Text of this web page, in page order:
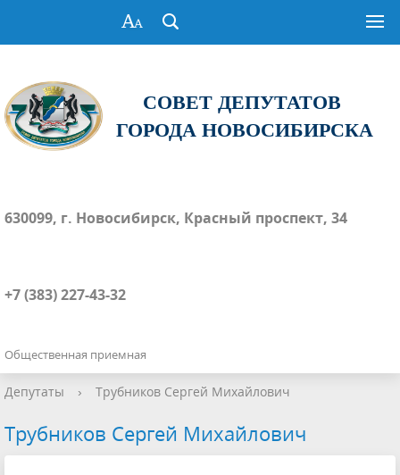
СОВЕТ ДЕПУТАТОВ
ГОРОДА НОВОСИБИРСКА
630099, г. Новосибирск, Красный проспект, 34
+7 (383) 227-43-32
Общественная приемная
Депутаты › Трубников Сергей Михайлович
Трубников Сергей Михайлович